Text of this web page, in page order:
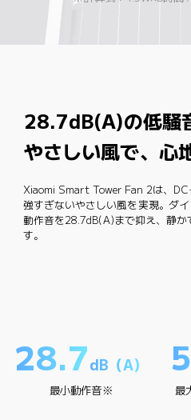
28.7dB(A)の低騒
やさしい風で、心
Xiaomi Smart Tower Fan 2は、DC
強すぎないやさしい風を実現。ダ
動作音を28.7dB(A)まで抑え、静か
す。
28.7 dB（A）
最小動作音※ 最